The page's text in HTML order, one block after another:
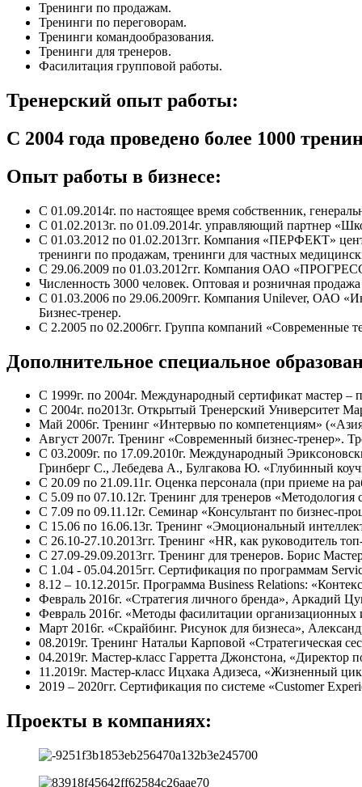
Тренинги по продажам.
Тренинги по переговорам.
Тренинги командообразования.
Тренинги для тренеров.
Фасилитация групповой работы.
Тренерский опыт работы:
С 2004 года проведено более 1000
Опыт работы в бизнесе:
С 01.09.2014г. по настоящее время собственник,
С 01.02.2013г. по 01.09.2014г. управляющий партнер
С 01.03.2012 по 01.02.2013гг. Компания «ПЕРФЕКТ»
тренинги по продажам, тренинги для частных
С 29.06.2009 по 01.03.2012гг. Компания ОАО
Численность 3000 человек. Оптовая и розничная
С 01.03.2006 по 29.06.2009гг. Компания Unilever, ОАО
Бизнес-тренер.
С 2.2005 по 02.2006гг. Группа компаний «Современные
Дополнительное специальное
С 1999г. по 2004г. Международный сертификат мастер –
С 2004г. по2013г. Открытый Тренерский Университет
Май 2006г. Тренинг «Интервью по компетенциям»
Август 2007г. Тренинг «Современный бизнес-тренер».
С 03.2009г. по 17.09.2010г. Международный
Гринберг С., Лебедева А., Булгакова Ю. «Глубинный
С 20.09 по 21.09.11г. Оценка персонала (при приеме на
С 5.09 по 07.10.12г. Тренинг для тренеров
С 7.09 по 09.11.12г. Семинар «Консультант по бизнес-
С 15.06 по 16.06.13г. Тренинг «Эмоциональный
С 26.10-27.10.2013гг. Тренинг «HR, как руководитель
С 27.09-29.09.2013гг. Тренинг для тренеров. Борис
C 1.04 - 05.04.2015гг. Сертификация по программам
8.12 – 10.12.2015г. Программа Business Relations:
Февраль 2016г. «Стратегия личного бренда», Аркадий
Февраль 2016г. «Методы фасилитации
Март 2016г. «Скрайбинг. Рисунок для бизнеса»,
08.2019г. Тренинг Натальи Карповой «Стратегическая
04.2019г. Мастер-класс Гарретта Джонстона, «Директор
11.2019г. Мастер-класс Ицхака Адизеса, «Жизненный
2019 – 2020гг. Сертификация по системе «Сustomer
Проекты в компаниях: